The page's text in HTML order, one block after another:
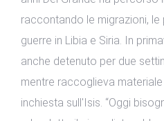
raccontando le migrazioni, le
guerre in Libia e Siria. In
anche detenuto per due
mentre raccoglieva
inchiesta sull'Isis. “Oggi